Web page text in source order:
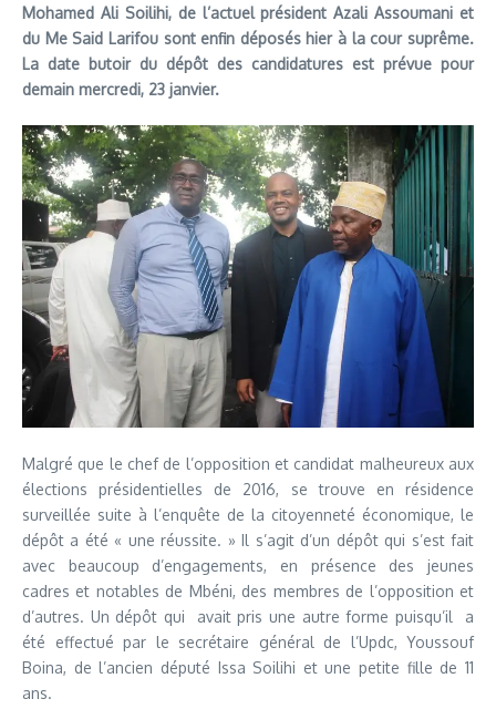
Mohamed Ali Soilihi, de l’actuel président Azali Assoumani et
du Me Said Larifou sont enfin déposés hier à la cour suprême.
La date butoir du dépôt des candidatures est prévue pour
demain mercredi, 23 janvier.
Malgré que le chef de l’opposition et candidat malheureux aux
élections présidentielles de 2016, se trouve en résidence
surveillée suite à l’enquête de la citoyenneté économique, le
dépôt a été « une réussite. » Il s’agit d’un dépôt qui s’est fait
avec beaucoup d’engagements, en présence des jeunes
cadres et notables de Mbéni, des membres de l’opposition et
d’autres. Un dépôt qui avait pris une autre forme puisqu’il a
été effectué par le secrétaire général de l’Updc, Youssouf
Boina, de l’ancien député Issa Soilihi et une petite fille de 11
ans.